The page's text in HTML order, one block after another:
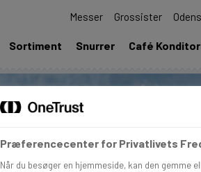
Messer Grossister
Sortiment Snurrer Café
Præferencecenter for Privatlivets
Når du besøger en hjemmeside, kan den gemme